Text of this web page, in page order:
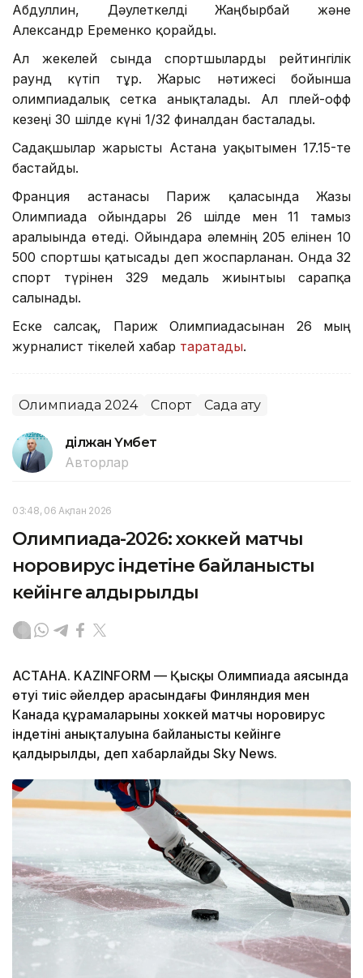
Абдуллин, Дәулеткелді Жаңбырбай және
Александр Еременко қорғайды.
Ал жекелей сында спортшыларды рейтингілік
раунд күтіп тұр. Жарыс нәтижесі бойынша
олимпиадалық сетка анықталады. Ал плей-офф
кезеңі 30 шілде күні 1/32 финалдан басталады.
Садақшылар жарысты Астана уақытымен 17.15-те
бастайды.
Франция астанасы Париж қаласында Жазғы
Олимпиада ойындары 26 шілде мен 11 тамыз
аралығында өтеді. Ойындарға әлемнің 205 елінен 10
500 спортшы қатысады деп жоспарланған. Онда 32
спорт түрінен 329 медаль жиынтығы сарапқа
салынады.
Еске салсақ, Париж Олимпиадасынан 26 мың
журналист тікелей хабар таратады.
Олимпиада 2024 Спорт Садақ ату
Әділжан Үмбет
Авторлар
03:48, 06 Ақпан 2026
Олимпиада-2026: хоккей матчы
норовирус індетіне байланысты
кейінге қалдырылды
АСТАНА. KAZINFORM — Қысқы Олимпиада аясында
өтуі тиіс әйелдер арасындағы Финляндия мен
Канада құрамаларының хоккей матчы норовирус
індетінің анықталуына байланысты кейінге
қалдырылды, деп хабарлайды Sky News.